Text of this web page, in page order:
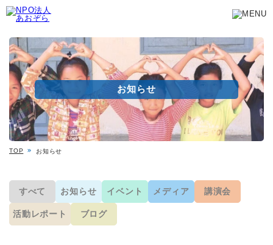
お知らせ
TOP お知らせ
すべて お知らせ イベント メディア 講演会
活動レポート ブログ